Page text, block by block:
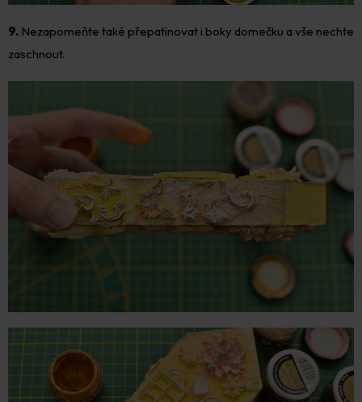
9. Nezapomeňte také přepatinovat i boky domečku a vše nechte
zaschnout.